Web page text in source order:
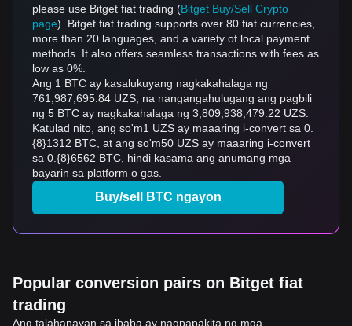
please use Bitget fiat trading (Bitget Buy/Sell Crypto
page). Bitget fiat trading supports over 80 fiat currencies,
more than 20 languages, and a variety of local payment
methods. It also offers seamless transactions with fees as
low as 0%.
Ang 1 BTC ay kasalukuyang nagkakahalaga ng
761,987,695.84 UZS, na nangangahulugang ang pagbili
ng 5 BTC ay nagkakahalaga ng 3,809,938,479.22 UZS.
Katulad nito, ang so'm1 UZS ay maaaring i-convert sa 0.
{8}1312 BTC, at ang so'm50 UZS ay maaaring i-convert
sa 0.{8}6562 BTC, hindi kasama ang anumang mga
bayarin sa platform o gas.
Buy/sell BTC ngayon
Popular conversion pairs on Bitget fiat
trading
Ang talahanayan sa ibaba ay nagpapakita ng mga